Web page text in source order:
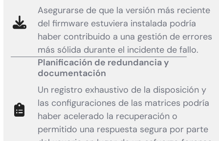
Asegurarse de que la versión más reciente
del firmware estuviera instalada podría
haber contribuido a una gestión de errores
más sólida durante el incidente de fallo.
Planificación de redundancia y
documentación
Un registro exhaustivo de la disposición y
las configuraciones de las matrices podría
haber acelerado la recuperación o
permitido una respuesta segura por parte